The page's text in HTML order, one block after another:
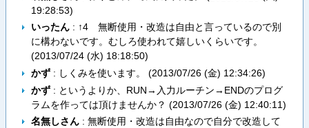
19:28:53)
いったん: ↑4 無断使用・改造は自由と言っているので別
に構わないです。むしろ使われて嬉しいくらいです。
(2013/07/24 (水) 18:18:50)
かず: しくみを使います。 (2013/07/26 (金) 12:34:26)
かず: というよりか、RUN→入力ルーチン→ENDのプログ
ラムを作っては頂けませんか？ (2013/07/26 (金) 12:40:11)
名無しさん: 無断使用・改造は自由なので自分で改造して